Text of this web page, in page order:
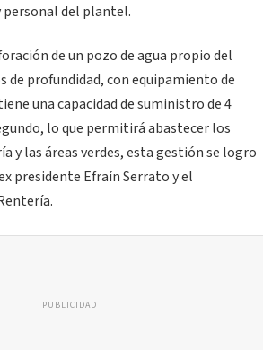
del plantel.
de un pozo de agua propio del
de profundidad, con equipamiento de
una capacidad de suministro de 4
lo que permitirá abastecer los
y las áreas verdes, esta gestión se logro
presidente Efraín Serrato y el
PUBLICIDAD